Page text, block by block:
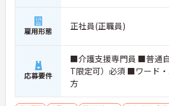
雇用形態 正社員(正職員)
応募要件
■介護支援専門員 ■普通
T限定可）必須 ■ワード
方